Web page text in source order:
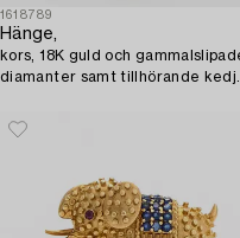
1618789
Hänge,
kors, 18K guld och gammalslipade
diamanter samt tillhörande kedja